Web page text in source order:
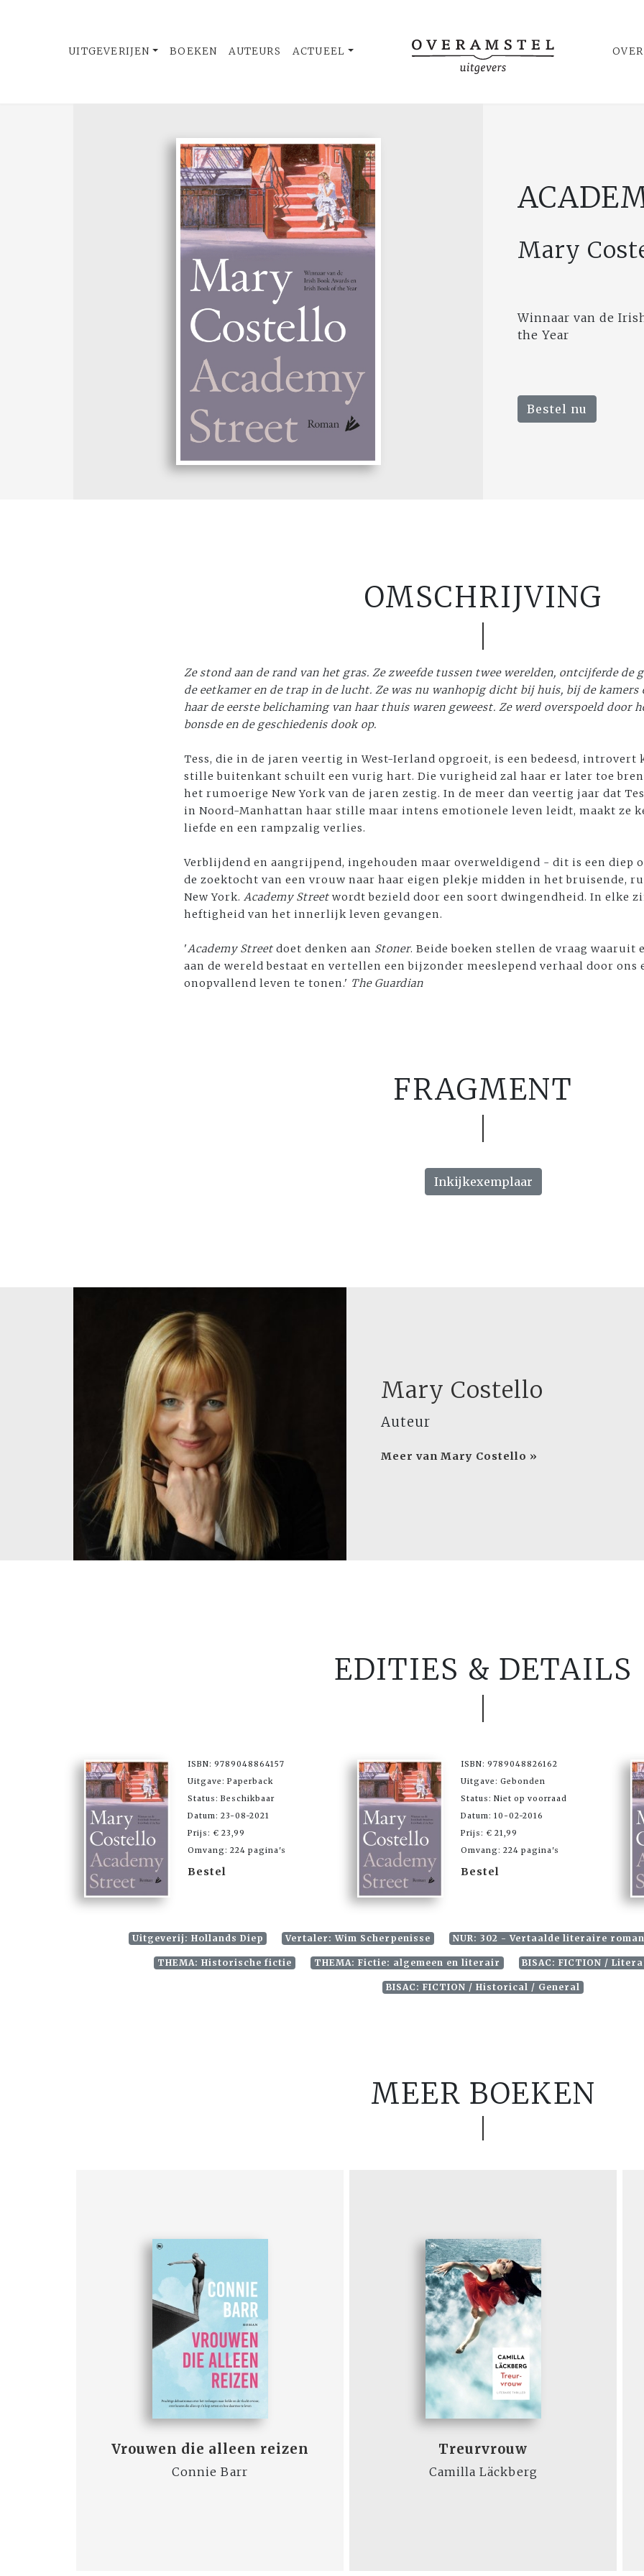
UITGEVERIJEN BOEKEN AUTEURS ACTUEEL
Mary
Winnaar van de
the Year
Bestel nu
OMSCHRIJVING
Ze stond aan de rand van het gras. Ze zweefde tussen twee werelden, ontcijferde de
de eetkamer en de trap in de lucht. Ze was nu wanhopig dicht bij huis, bij de kamers
haar de eerste belichaming van haar thuis waren geweest. Ze werd overspoeld door
bonsde en de geschiedenis dook op.
Tess, die in de jaren veertig in West-Ierland opgroeit, is een bedeesd, introvert
stille buitenkant schuilt een vurig hart. Die vurigheid zal haar er later toe
het rumoerige New York van de jaren zestig. In de meer dan veertig jaar dat
in Noord-Manhattan haar stille maar intens emotionele leven leidt, maakt ze
liefde en een rampzalig verlies.
Verblijdend en aangrijpend, ingehouden maar overweldigend - dit is een diep
de zoektocht van een vrouw naar haar eigen plekje midden in het bruisende,
New York. Academy Street wordt bezield door een soort dwingendheid. In elke
heftigheid van het innerlijk leven gevangen.
'Academy Streetdoet denken aan Stoner. Beide boeken stellen de vraag waaruit
aan de wereld bestaat en vertellen een bijzonder meeslepend verhaal door
onopvallend leven te tonen.' The Guardian
FRAGMENT
Inkijkexemplaar
Mary Costello
Auteur
Meer van Mary Costello »
EDITIES & DETAILS
ISBN: 9789048864157
Uitgave: Paperback
Status: Beschikbaar
Datum: 23-08-2021
Prijs: € 23,99
Omvang: 224 pagina's
Bestel
ISBN: 9789048826162
Uitgave: Gebonden
Status: Niet op voorraad
Datum: 10-02-2016
Prijs: € 21,99
Omvang: 224 pagina's
Bestel
Uitgeverij: Hollands Diep Vertaler: Wim Scherpenisse NUR: 302 - Vertaalde literaire
THEMA: Historische fictie THEMA: Fictie: algemeen en literair BISAC: FICTION /
BISAC: FICTION / Historical / General
MEER BOEKEN
Vrouwen die alleen reizen
Connie Barr
Treurvrouw
Camilla Läckberg